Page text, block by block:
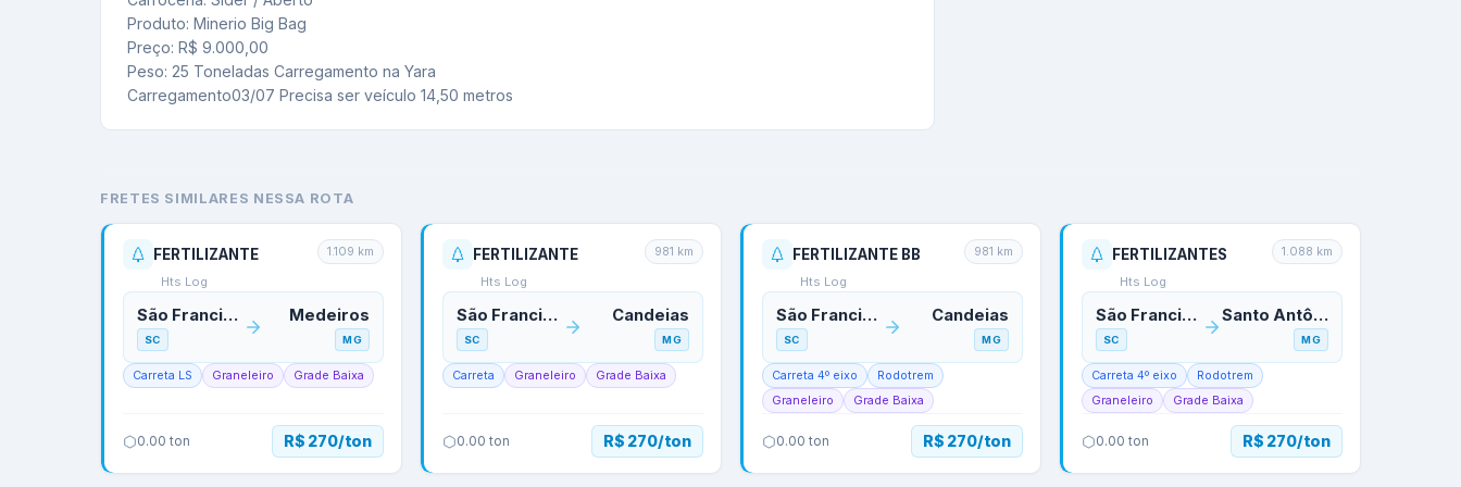
Carregamento03/07 Precisa ser veículo 14,50 metros
FRETES SIMILARES NESSA ROTA
FERTILIZANTE
Hts Log
1.109 km
São Francisco do Sul
SC
Medeiros
MG
Carreta LS Graneleiro Grade Baixa
0.00 ton R$ 270/ton
FERTILIZANTE
Hts Log
981 km
São Francisco do Sul
SC
Candeias
MG
Carreta Graneleiro Grade Baixa
0.00 ton R$ 270/ton
FERTILIZANTE BB
Hts Log
981 km
São Francisco do Sul
SC
Candeias
MG
Carreta 4º eixo
Rodotrem
Graneleiro
Grade Baixa
0.00 ton R$ 270/ton
FERTILIZANTES
Hts Log
1.088 km
São Francisco do Sul
SC
Santo Antônio do Monte
MG
Carreta 4º eixo
Rodotrem
Graneleiro
Grade Baixa
0.00 ton R$ 270/ton